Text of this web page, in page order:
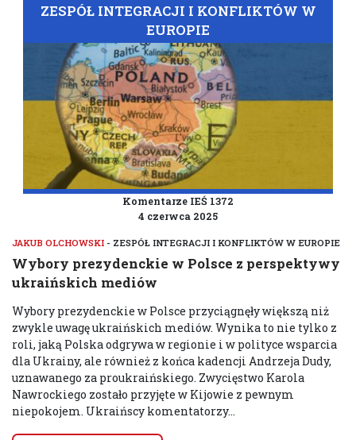
ZESPÓŁ INTEGRACJI I KONFLIKTÓW W
EUROPIE
Komentarze IEŚ 1372
4 czerwca 2025
JAKUB OLCHOWSKI - ZESPÓŁ INTEGRACJI I KONFLIKTÓW W EUROPIE
Wybory prezydenckie w Polsce z perspektywy
ukraińskich mediów
Wybory prezydenckie w Polsce przyciągnęły większą niż
zwykle uwagę ukraińskich mediów. Wynika to nie tylko z
roli, jaką Polska odgrywa w regionie i w polityce wsparcia
dla Ukrainy, ale również z końca kadencji Andrzeja Dudy,
uznawanego za proukraińskiego. Zwycięstwo Karola
Nawrockiego zostało przyjęte w Kijowie z pewnym
niepokojem. Ukraińscy komentatorzy...